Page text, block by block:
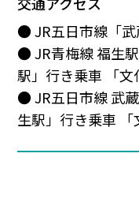
● JR五日市線「
● JR青梅線 福生
駅」行き乗車 「
● JR五日市線 武
生駅」行き乗車